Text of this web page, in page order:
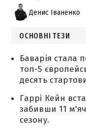
Денис Іваненко
ОСНОВНІ ТЕЗИ
Баварія стала
топ-5
десять
Гаррі Кейн
забивши 11
сезону.